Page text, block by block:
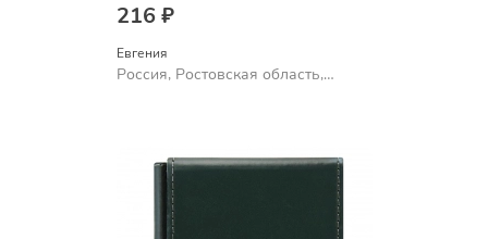
216 ₽
Евгения
Россия, Ростовская область,